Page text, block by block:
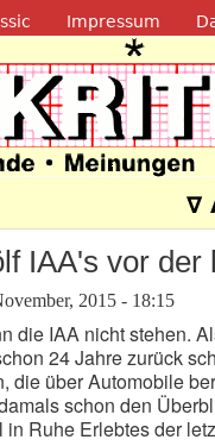
Impressum
∇
IAA's vor der
2015 - 18:15
die IAA nicht stehen.
24 Jahre zurück
die über Automobile
schon den
Ruhe Erlebtes der